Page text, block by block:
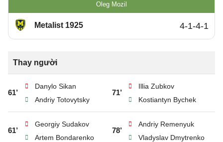
Oleg Mozil
Metalist 1925 4-1-4-1
Thay người
61’
Danylo Sikan
Andriy Totovytsky
71’
Illia Zubkov
Kostiantyn Bychek
61’
Georgiy Sudakov
Artem Bondarenko
78’
Andriy Remenyuk
Vladyslav Dmytrenko